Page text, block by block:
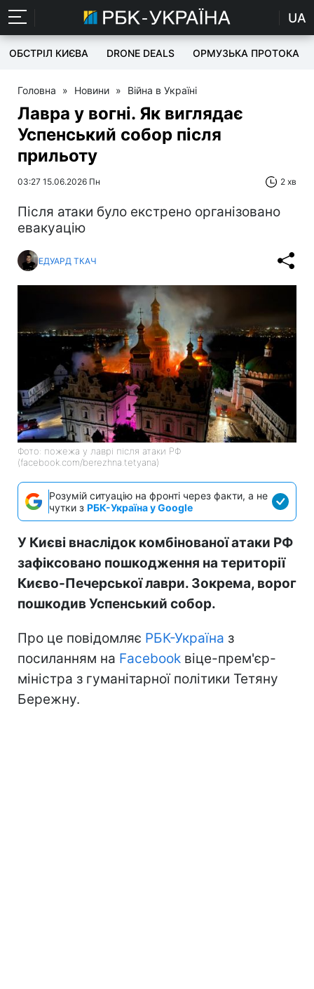
UA
ОБСТРІЛ КИЄВА DRONE DEALS ОРМУЗЬКА ПРОТОКА
Головна » Новини » Війна в Україні
Лавра у вогні. Як виглядає
Успенський собор після
прильоту
03:27 15.06.2026 Пн 2 хв
Після атаки було екстрено організовано
евакуацію
ЕДУАРД ТКАЧ
Фото: пожежа у лаврі після атаки РФ
(facebook.com/berezhna.tetyana)
Розумій ситуацію на фронті через факти, а не
чутки з РБК-Україна у Google
У Києві внаслідок комбінованої атаки РФ
зафіксовано пошкодження на території
Києво-Печерської лаври. Зокрема, ворог
пошкодив Успенський собор.
Про це повідомляє РБК-Україна з
посиланням на Facebook віце-прем'єр-
міністра з гуманітарної політики Тетяну
Бережну.